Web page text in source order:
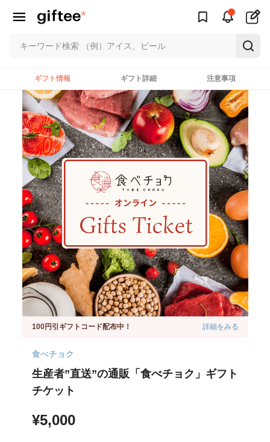
ギフト情報 ギフト詳細 注意事項
100円引ギフトコード配布中！ 詳細をみる
食べチョク
生産者”直送”の通販「食べチョク」ギフト
チケット
¥5,000